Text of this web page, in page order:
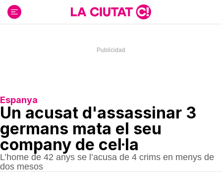
contenido
Espanya
Un acusat d'assassinar 3
germans mata el seu
company de cel·la
L’home de 42 anys se l’acusa de 4 crims en menys de
dos mesos